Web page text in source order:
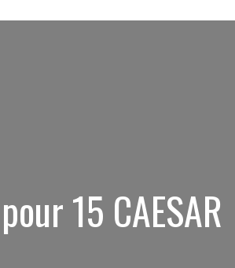
15 CAESAR